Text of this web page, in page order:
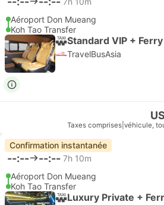
Aéroport Don Mueang
Koh Tao Transfer
Standard VIP +
TravelBusAsia
Taxes comprises véhicule,
Confirmation instantanée
--:-- --:-- 7h 10m
Aéroport Don Mueang
Koh Tao Transfer
Luxury Private +